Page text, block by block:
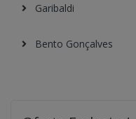
Garibaldi
Bento Gonçalves